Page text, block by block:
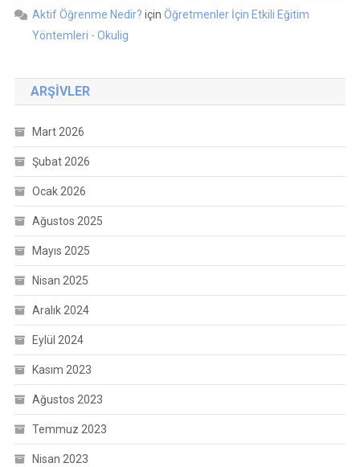
Aktif Öğrenme Nedir? için Öğretmenler İçin Etkili Eğitim
Yöntemleri - Okulig
ARŞIVLER
Mart 2026
Şubat 2026
Ocak 2026
Ağustos 2025
Mayıs 2025
Nisan 2025
Aralık 2024
Eylül 2024
Kasım 2023
Ağustos 2023
Temmuz 2023
Nisan 2023